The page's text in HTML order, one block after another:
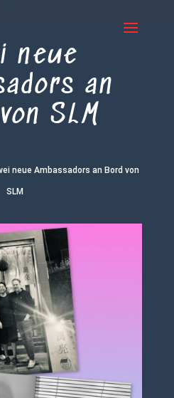
neue
an
SLM
neue Ambassadors an Bord von
SLM